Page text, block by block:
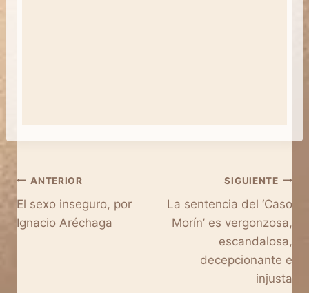
Navegación
de
ANTERIOR
El sexo inseguro, por
Ignacio Aréchaga
SIGUIENTE
La sentencia del ‘Caso
Morín’ es vergonzosa,
escandalosa,
decepcionante e
injusta